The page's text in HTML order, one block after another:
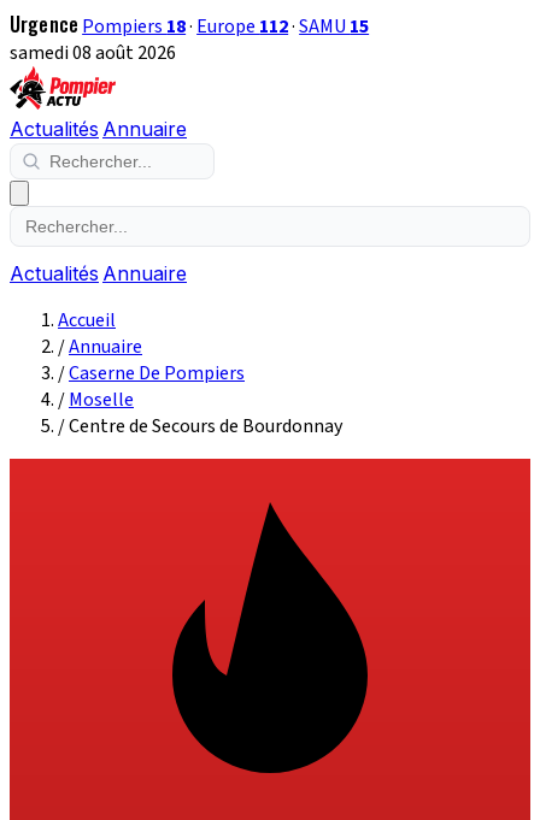
Urgence Pompiers 18· Europe 112·SAMU 15
samedi 08 août 2026
Actualités Annuaire
Actualités Annuaire
Accueil
/Annuaire
/Caserne De Pompiers
/Moselle
/Centre de Secours de Bourdonnay